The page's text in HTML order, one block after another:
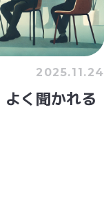
2025.11.24
よく聞かれる